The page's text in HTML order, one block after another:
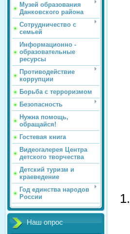
Музей образования
Данковского района
Сотрудничество с
семьей
Информационно -
образовательные
ресурсы
Противодействие
коррупции
Борьба с терроризмом
Безопасность
Нужна помощь,
обращайся!
Гостевая книга
Видеогалерея Центра
детского творчества
Детский туризм и
краеведение
Год единства народов
России
Наш опрос